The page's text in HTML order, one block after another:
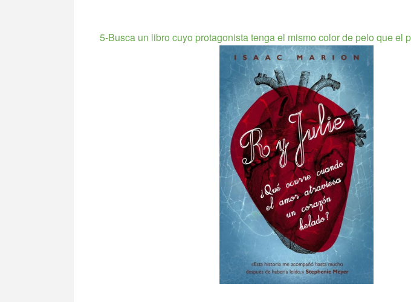
5-Busca un libro cuyo protagonista tenga el mismo color de pelo que el